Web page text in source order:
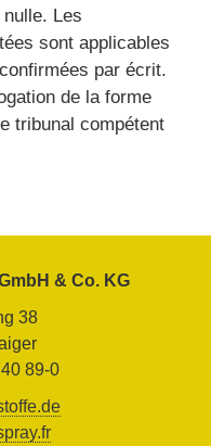
Les
sont applicables
par écrit.
de la forme
tribunal compétent
& Co. KG
38
89-0